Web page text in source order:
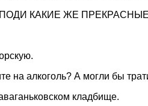
КАКИЕ ЖЕ ПРЕКРАСНЫЕ
на алкоголь? А могли бы
кладбище.